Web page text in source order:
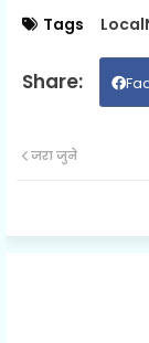
Tags
जरा जुने